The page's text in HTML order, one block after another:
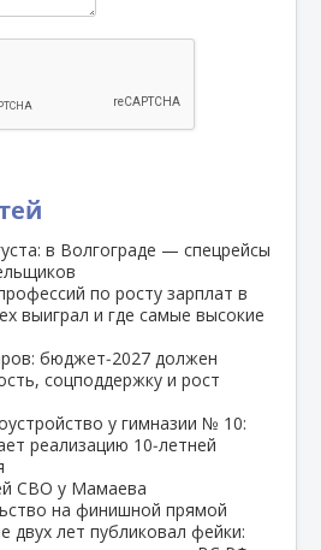
в Волгограде — спецрейсы
по росту зарплат в
выиграл и где самые высокие
бюджет‑2027 должен
соцподдержку и рост
у гимназии № 10:
реализацию 10‑летней
СВО у Мамаева
на финишной прямой
двух лет публиковал фейки: